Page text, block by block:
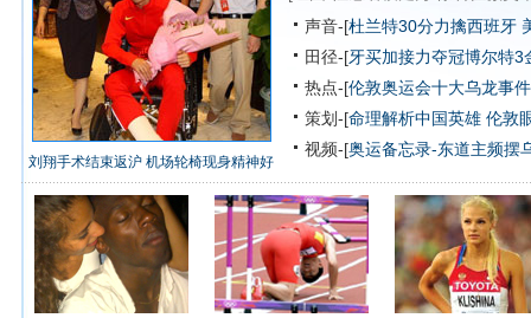
刘翔手术结束返沪 机场轮椅现身精神好
声音-[杜兰特30分力擒西班牙
田径-[牙买加接力夺冠博尔特3
热点-[伦敦奥运会十大乌龙事件
策划-[命理解析中国英雄 伦敦
视频-[奥运备忘录-东道主频摆